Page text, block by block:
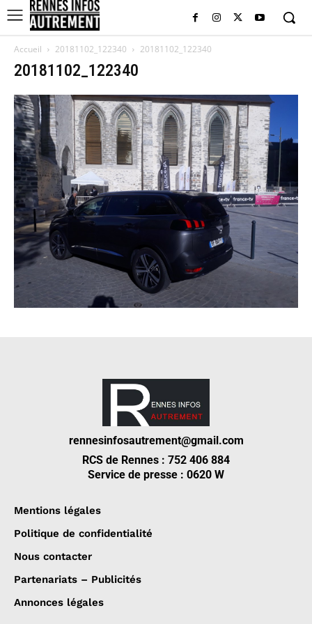
Accueil 20181102_122340 20181102_122340
20181102_122340
rennesinfosautrement@gmail.com
RCS de Rennes : 752 406 884
Service de presse : 0620 W
Mentions légales
Politique de confidentialité
Nous contacter
Partenariats – Publicités
Annonces légales